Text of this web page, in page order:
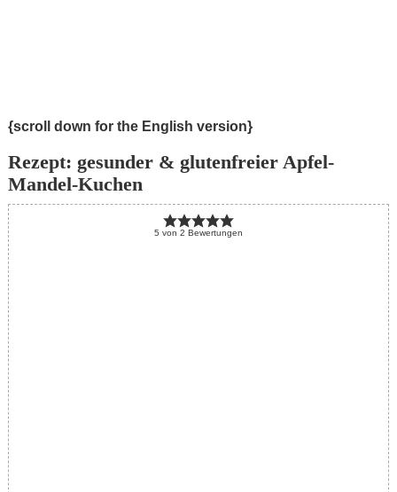
{scroll down for the English version}
Rezept: gesunder & glutenfreier Apfel-
Mandel-Kuchen
5 von 2 Bewertungen